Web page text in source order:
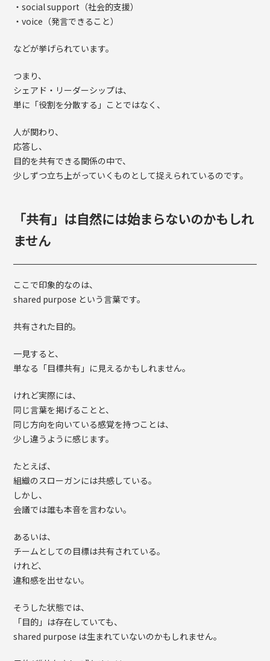
・social support（社会的支援）
・voice（発言できること）
などが挙げられています。
つまり、
シェアド・リーダーシップは、
単に「役割を分散する」ことではなく、
人が関わり、
応答し、
目的を共有できる関係の中で、
少しずつ立ち上がっていくものとして捉えられているのです。
「共有」は自然には始まらないのかもしれ
ません
ここで印象的なのは、
shared purpose という言葉です。
共有された目的。
一見すると、
単なる「目標共有」に見えるかもしれません。
けれど実際には、
同じ言葉を掲げることと、
同じ方向を向いている感覚を持つことは、
少し違うように感じます。
たとえば、
組織のスローガンには共感している。
しかし、
会議では誰も本音を言わない。
あるいは、
チームとしての目標は共有されている。
けれど、
違和感を出せない。
そうした状態では、
「目的」は存在していても、
shared purpose は生まれていないのかもしれません。